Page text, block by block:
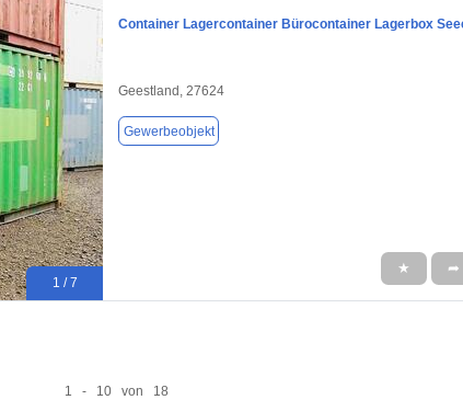
1 / 7
Container Lagercontainer Bürocontainer Lagerbox
Geestland, 27624
Gewerbeobjekt
★ ➦
1 - 10 von 18